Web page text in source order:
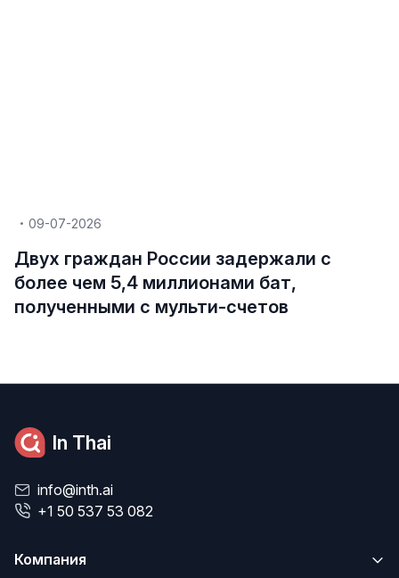
09-07-2026
Двух граждан России задержали с
более чем 5,4 миллионами бат,
полученными с мульти-счетов
In Thai
info@inth.ai
+1 50 537 53 082
Компания